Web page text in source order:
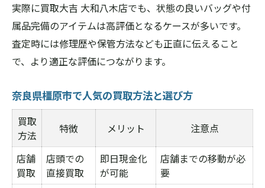
実際に買取大吉 大和八木店でも、状態の良いバッグや付
属品完備のアイテムは高評価となるケースが多いです。
査定時には修理歴や保管方法なども正直に伝えること
で、より適正な評価につながります。
奈良県橿原市で人気の買取方法と選び方
買取
方法
特徴 メリット 注意点
店舗
買取
店頭での
直接買取
即日現金化
が可能
店舗までの移動が必
要